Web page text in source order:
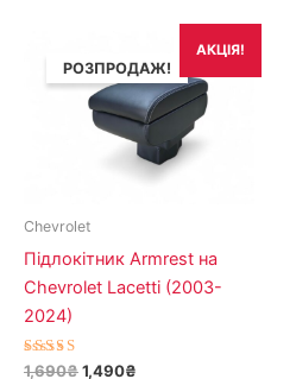
АКЦІЯ!
РОЗПРОДАЖ!
Chevrolet
Підлокітник Armrest на
Chevrolet Lacetti (2003-
2024)
Оцінено в
1,690₴
ціна:
1,690₴.
1,490₴
ціна:
1,490₴.